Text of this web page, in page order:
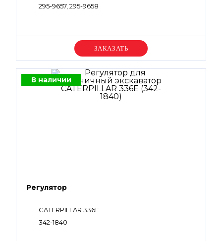
295-9657, 295-9658
Уточняйте цену
В наличии
Регулятор
CATERPILLAR 336E
342-1840